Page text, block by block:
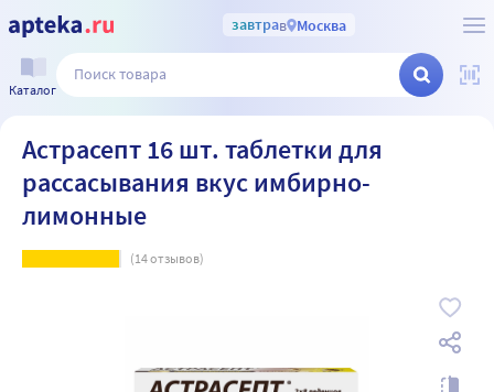
завтрав Москва
Каталог
Астрасепт 16 шт. таблетки для
рассасывания вкус имбирно-
лимонные
(14отзывов)